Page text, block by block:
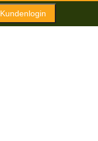
Kundenlogin